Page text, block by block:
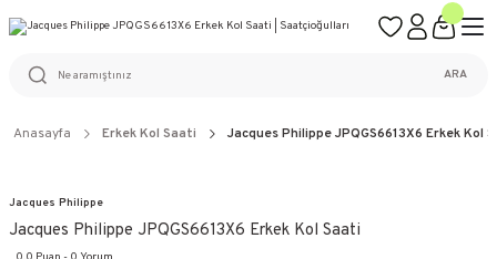
%100 ORİJİNAL ÜRÜN GARANTİSİ
ARA
Anasayfa Erkek Kol Saati Jacques Philippe JPQGS6613X6 Erkek Kol
Jacques Philippe
Jacques Philippe JPQGS6613X6 Erkek Kol Saati